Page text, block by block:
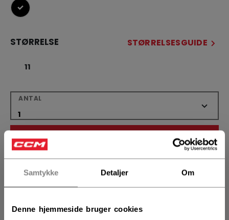
Samtykke Detaljer Om
Denne hjemmeside bruger cookies
selected
STØRRELSE STØRRELSESGUIDE
11
ANTAL
LÆG I KURV